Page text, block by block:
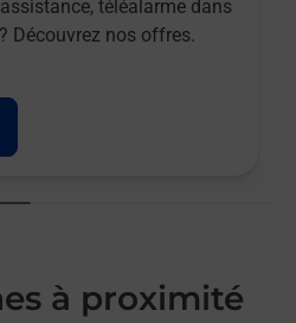
téléalarme dans
Découvrez nos offres.
à proximité